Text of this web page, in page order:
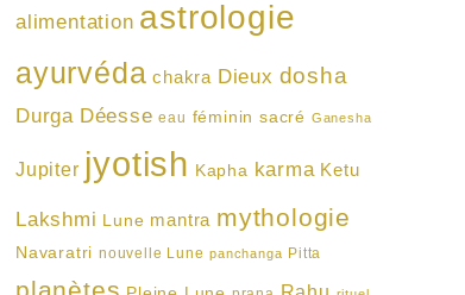
alimentation astrologie
ayurvéda chakra Dieux dosha
Durga Déesse eau féminin sacré Ganesha
Jupiter jyotish Kapha karma Ketu
Lakshmi Lune mantra mythologie
Navaratri nouvelle Lune panchanga Pitta
planètes